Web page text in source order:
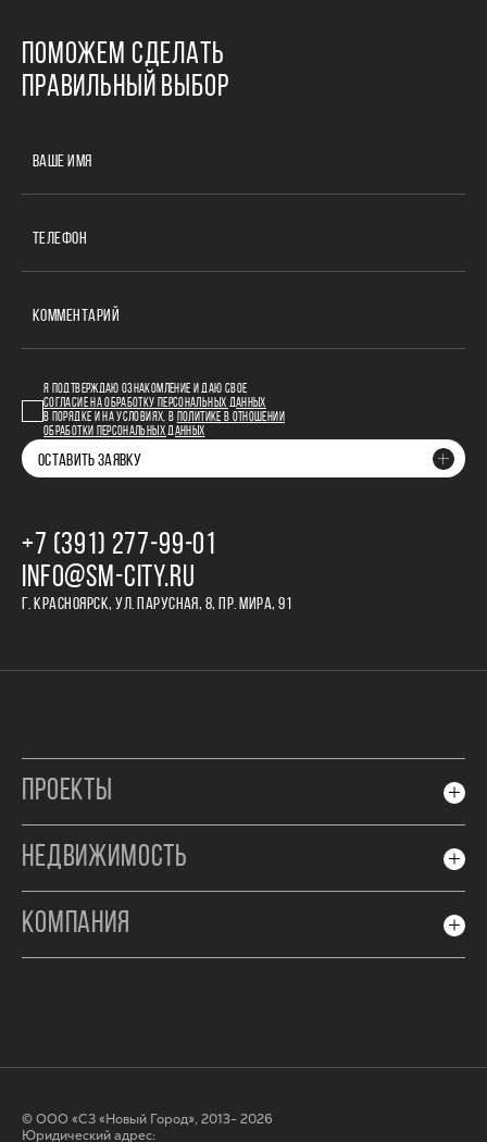
ПОМОЖЕМ СДЕЛАТЬ
ПРАВИЛЬНЫЙ ВЫБОР
ВАШЕ ИМЯ
ТЕЛЕФОН
КОММЕНТАРИЙ
Я ПОДТВЕРЖДАЮ ОЗНАКОМЛЕНИЕ И ДАЮ СВОЕ
СОГЛАСИЕ НА ОБРАБОТКУ ПЕРСОНАЛЬНЫХ ДАННЫХ
В ПОРЯДКЕ И НА УСЛОВИЯХ, В
ПОЛИТИКЕ В ОТНОШЕНИИ
ОБРАБОТКИ ПЕРСОНАЛЬНЫХ ДАННЫХ
ОСТАВИТЬ ЗАЯВКУ
+7 (391) 277‒99‒01
INFO@SM-CITY.RU
Г. КРАСНОЯРСК, УЛ. ПАРУСНАЯ, 8, ПР. МИРА, 91
ПРОЕКТЫ
НЕДВИЖИМОСТЬ
КОМПАНИЯ
© ООО «СЗ «Новый Город», 2013- 2026
Юридический адрес: